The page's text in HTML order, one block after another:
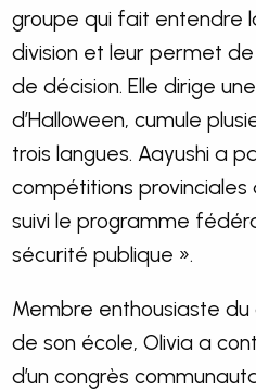
groupe qui fait entendre
division et leur permet
de décision. Elle dirige
d’Halloween, cumule
trois langues. Aayushi a
compétitions
suivi le programme
sécurité publique ».
Membre enthousiaste
de son école, Olivia a
d’un congrès